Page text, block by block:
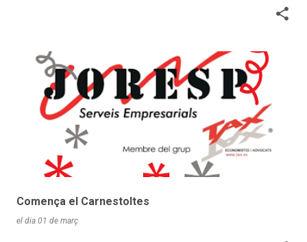
Comença el Carnestoltes
el dia 01 de març